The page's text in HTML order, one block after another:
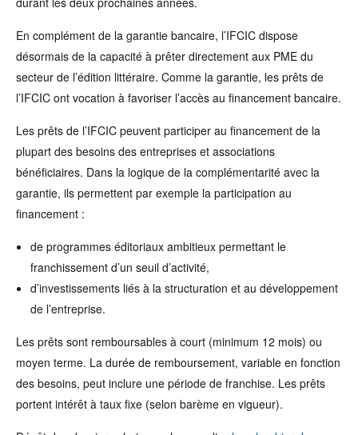
En complément de la garantie bancaire, l’IFCIC dispose
désormais de la capacité à prêter directement aux PME du
secteur de l’édition littéraire. Comme la garantie, les prêts de
l’IFCIC ont vocation à favoriser l’accès au financement bancaire.
Les prêts de l’IFCIC peuvent participer au financement de la
plupart des besoins des entreprises et associations
bénéficiaires. Dans la logique de la complémentarité avec la
garantie, ils permettent par exemple la participation au
financement :
de programmes éditoriaux ambitieux permettant le
franchissement d’un seuil d’activité,
d’investissements liés à la structuration et au développement
de l’entreprise.
Les prêts sont remboursables à court (minimum 12 mois) ou
moyen terme. La durée de remboursement, variable en fonction
des besoins, peut inclure une période de franchise. Les prêts
portent intérêt à taux fixe (selon barème en vigueur).